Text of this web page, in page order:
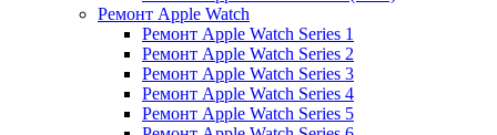
Ремонт Apple Watch
Ремонт Apple Watch Series 1
Ремонт Apple Watch Series 2
Ремонт Apple Watch Series 3
Ремонт Apple Watch Series 4
Ремонт Apple Watch Series 5